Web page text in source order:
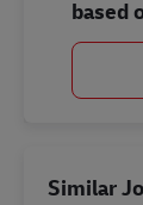
based
Similar